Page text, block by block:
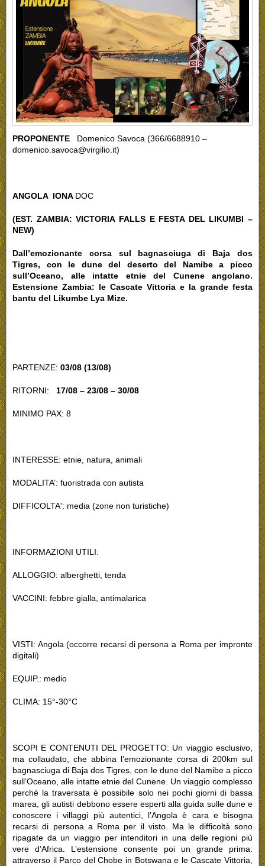
PROPONENTE
Domenico Savoca (366/6688910 –
domenico.savoca@virgilio.it)
ANGOLA IONA DOC
(EST. ZAMBIA: VICTORIA FALLS E FESTA DEL LIKUMBI –
NEW)
Dall’emozionante corsa sul bagnasciuga di Baja dos
Tigres, con le dune del deserto del Namibe a picco
sull’Oceano, alle intatte etnie del Cunene angolano.
Estensione Zambia: le Cascate Vittoria e la grande festa
bantu del Likumbe Lya Mize.
PARTENZE: 03/08 (13/08)
RITORNI: 17/08 – 23/08 – 30/08
MINIMO PAX: 8
INTERESSE: etnie, natura, animali
MODALITA’: fuoristrada con autista
DIFFICOLTA': media (zone non turistiche)
INFORMAZIONI UTILI:
ALLOGGIO: alberghetti, tenda
VACCINI: febbre gialla, antimalarica
VISTI: Angola (occorre recarsi di persona a Roma per impronte
digitali)
EQUIP.: medio
CLIMA: 15°-30°C
SCOPI E CONTENUTI DEL PROGETTO: Un viaggio esclusivo,
ma collaudato, che abbina l’emozionante corsa di 200km sul
bagnasciuga di Baja dos Tigres, con le dune del Namibe a picco
sull’Oceano, alle intatte etnie del Cunene. Un viaggio complesso
perché la traversata è possibile solo nei pochi giorni di bassa
marea, gli autisti debbono essere esperti alla guida sulle dune e
conoscere i villaggi più autentici, l’Angola è cara e bisogna
recarsi di persona a Roma per il visto. Ma le difficoltà sono
ripagate da un viaggio per intenditori in una delle regioni più
vere d’Africa. L’estensione consente poi un grande prima:
attraverso il Parco del Chobe in Botswana e le Cascate Vittoria,